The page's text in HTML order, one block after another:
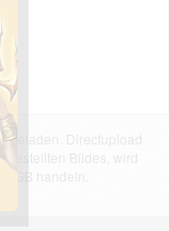
Directupload
Bildes, wird
handeln.